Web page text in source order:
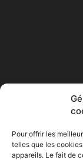
Pour offrir les
telles que les
appareils. Le fait de